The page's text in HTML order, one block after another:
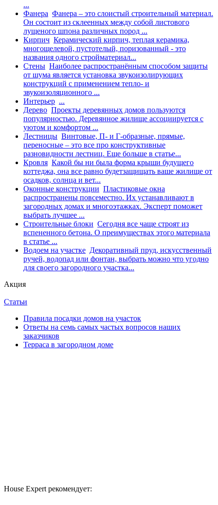
...
Фанера Фанера – это слоистый строительный материал.
Он состоит из склеенных между собой листового
лущеного шпона различных пород ...
Кирпич Керамический кирпич, теплая керамика,
многощелевой, пустотелый, поризованный - это
названия одного стройматериал...
Стены Наиболее распространённым способом защиты
от шума является установка звукоизолирующих
конструкций с применением тепло- и
звукоизоляционного ...
Интерьер ...
Дерево Проекты деревянных домов пользуются
популярностью. Деревянное жилище ассоциируется с
уютом и комфортом ...
Лестницы Винтовые, П- и Г-образные, прямые,
переносные – это все про конструктивные
разновидности лестниц. Еще больше в статье...
Кровля Какой бы ни была форма крыши будущего
коттеджа, она все равно будетзащищать ваше жилище от
осадков, солнца и вет...
Оконные конструкции Пластиковые окна
распространены повсеместно. Их устанавливают в
загородных домах и многоэтажках. Эксперт поможет
выбрать лучшее ...
Строительные блоки Сегодня все чаще строят из
вспененного бетона. О преимуществах этого материала
в статье ...
Водоем на участке Декоративный пруд, искусственный
ручей, водопад или фонтан, выбрать можно что угодно
для своего загородного участка...
Акция
Статьи
Правила посадки домов на участок
Ответы на семь самых частых вопросов наших
заказчиков
Терраса в загородном доме
House Expert рекомендует: